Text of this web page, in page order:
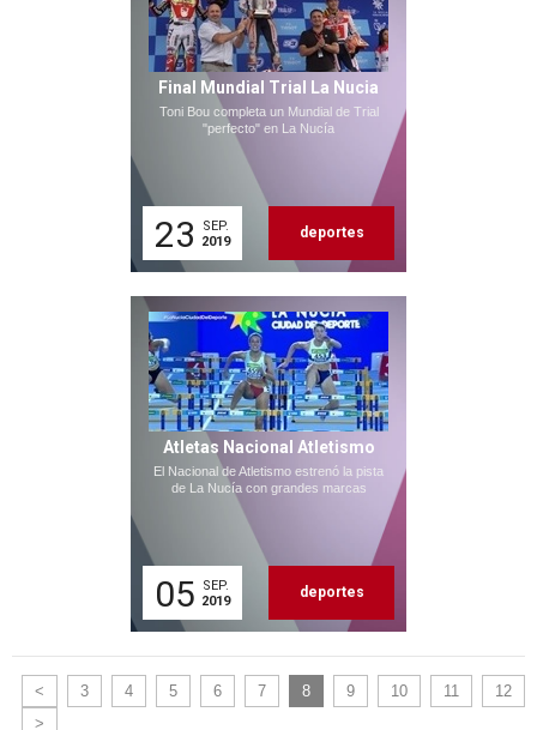
Final Mundial Trial La Nucia
Toni Bou completa un Mundial de Trial
"perfecto" en La Nucía
23
SEP.
2019
deportes
Atletas Nacional Atletismo
El Nacional de Atletismo estrenó la pista
de La Nucía con grandes marcas
05
SEP.
2019
deportes
< 3 4 5 6 7 8 9 10 11
12
>